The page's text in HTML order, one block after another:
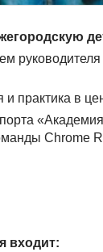
практика в
Chrome
входит: